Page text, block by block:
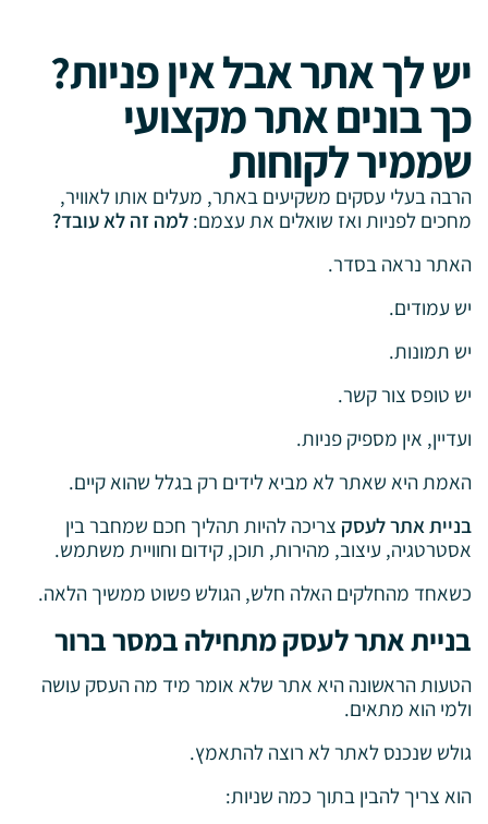
יש לך אתר אבל אין פניות?
כך בונים אתר מקצועי
שממיר לקוחות
הרבה בעלי עסקים משקיעים באתר, מעלים אותו לאוויר,
מחכים לפניות ואז שואלים את עצמם:למה זה לא עובד?
האתר נראה בסדר.
יש עמודים.
יש תמונות.
יש טופס צור קשר.
ועדיין, אין מספיק פניות.
האמת היא שאתר לא מביא לידים רק בגלל שהוא קיים.
בניית אתר לעסקצריכה להיות תהליך חכם שמחבר בין
אסטרטגיה, עיצוב, מהירות, תוכן, קידום וחוויית משתמש.
כשאחד מהחלקים האלה חלש, הגולש פשוט ממשיך הלאה.
בניית אתר לעסק מתחילה במסר ברור
הטעות הראשונה היא אתר שלא אומר מיד מה העסק עושה
ולמי הוא מתאים.
גולש שנכנס לאתר לא רוצה להתאמץ.
הוא צריך להבין בתוך כמה שניות: